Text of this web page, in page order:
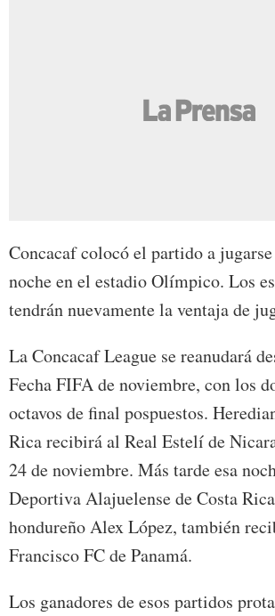
Concacaf colocó el partido a
noche en el estadio Olímpico. Los
tendrán nuevamente la ventaja de
La Concacaf League se reanudará
Fecha FIFA de noviembre, con los
octavos de final pospuestos.
Rica recibirá al Real Estelí de
24 de noviembre. Más tarde esa
Deportiva Alajuelense de Costa
hondureño Alex López, también
Francisco FC de Panamá.
Los ganadores de esos partidos